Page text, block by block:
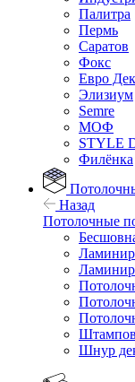
Палитра
Пермь
Саратов
Фокс
Евро
Элизиум
Semre
МОФ
STYLE
Филёнка
Назад
Потолочные
Шнур